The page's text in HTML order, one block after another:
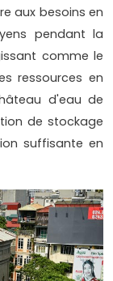
aux besoins en
pendant la
comme le
ressources en
d'eau de
de stockage
suffisante en